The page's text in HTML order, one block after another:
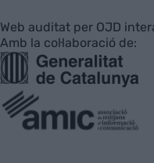
Web auditat per OJD
Amb la col·laboració de: